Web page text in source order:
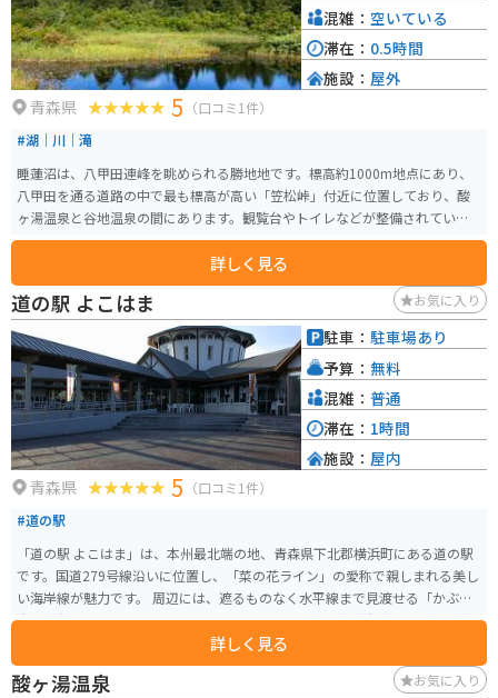
青森県 5 （口コミ1件）
#湖｜川｜滝
睡蓮沼は、八甲田連峰を眺められる勝地地です。標高約1000m地点にあり、
八甲田を通る道路の中で最も標高が高い「笠松峠」付近に位置しており、酸
ヶ湯温泉と谷地温泉の間にあります。観覧台やトイレなどが整備されていま
す。多くの行楽客が立ち寄る癒しのスポットです。 また、名前の由来となっ
たエゾヒツジグサが生息しており、夏場には白く綺麗な花を咲かせます。秋
には紅葉が彩り、八甲田連峰が美しく眺望できます。睡蓮沼はバス停もあ
り、八甲田の風景を楽しむことができます。
詳しく見る
混雑： 空いている
滞在： 0.5時間
施設： 屋外
道の駅 よこはま お気に入り
青森県 5 （口コミ1件）
#道の駅
「道の駅 よこはま」は、本州最北端の地、青森県下北郡横浜町にある道の駅
です。国道279号線沿いに位置し、「菜の花ライン」の愛称で親しまれる美し
い海岸線が魅力です。 周辺には、遮るものなく水平線まで見渡せる「かぶと
岩展望台」や、パワースポットとして知られる「猿ヶ森溶岩流」など、風光
明媚な観光スポットが点在しています。道の駅では、地元産の新鮮な海産物
や農産物が販売されており、特に横浜町産のホタテは絶品です。レストラン
では、ホタテをはじめとする地元の食材をふんだんに使った料理を楽しむこ
詳しく見る
駐車： 駐車場あり
予算： 無料
混雑： 普通
滞在： 1時間
施設： 屋内
酸ヶ湯温泉 お気に入り